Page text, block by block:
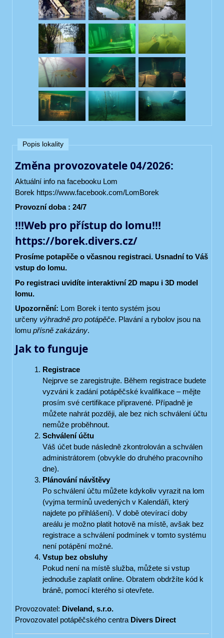
Popis lokality
Změna provozovatele 04/2026:
Aktuální info na facebooku Lom
Borek https://www.facebook.com/LomBorek
Provozní doba : 24/7
!!!Web pro přístup do lomu!!!
https://borek.divers.cz/
Prosíme potapěče o včasnou registraci. Usnadní to Váš
vstup do lomu.
Po registraci uvidíte interaktivní 2D mapu i 3D model
lomu.
Upozornění: Lom Borek i tento systém jsou
určeny výhradně pro potápěče. Plavání a rybolov jsou na
lomu přísně zakázány.
Jak to funguje
Registrace
Nejprve se zaregistrujte. Během registrace budete
vyzváni k zadání potápěčské kvalifikace – mějte
prosím své certifikace připravené. Případně je
můžete nahrát později, ale bez nich schválení účtu
nemůže proběhnout.
Schválení účtu
Váš účet bude následně zkontrolován a schválen
administrátorem (obvykle do druhého pracovního
dne).
Plánování návštěvy
Po schválení účtu můžete kdykoliv vyrazit na lom
(vyjma termínů uvedených v Kalendáři, který
najdete po přihlášení). V době otevírací doby
areálu je možno platit hotově na místě, avšak bez
registrace a schválení podmínek v tomto systému
není potápění možné.
Vstup bez obsluhy
Pokud není na místě služba, můžete si vstup
jednoduše zaplatit online. Obratem obdržíte kód k
bráně, pomocí kterého si otevřete.
Provozovatel: Diveland, s.r.o.
Provozovatel potápěčského centra Divers Direct